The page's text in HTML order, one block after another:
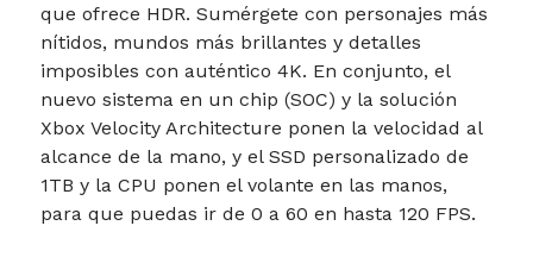
que ofrece HDR. Sumérgete con personajes más
nítidos, mundos más brillantes y detalles
imposibles con auténtico 4K. En conjunto, el
nuevo sistema en un chip (SOC) y la solución
Xbox Velocity Architecture ponen la velocidad al
alcance de la mano, y el SSD personalizado de
1TB y la CPU ponen el volante en las manos,
para que puedas ir de 0 a 60 en hasta 120 FPS.